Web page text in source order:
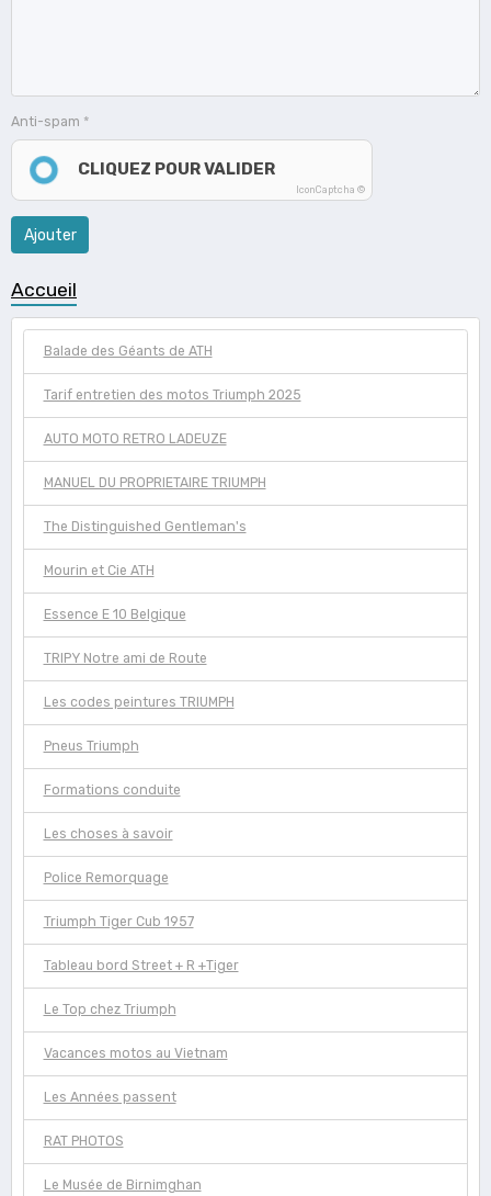
Anti-spam
CLIQUEZ POUR VALIDER
IconCaptcha ©
Ajouter
Accueil
Balade des Géants de ATH
Tarif entretien des motos Triumph 2025
AUTO MOTO RETRO LADEUZE
MANUEL DU PROPRIETAIRE TRIUMPH
The Distinguished Gentleman's
Mourin et Cie ATH
Essence E 10 Belgique
TRIPY Notre ami de Route
Les codes peintures TRIUMPH
Pneus Triumph
Formations conduite
Les choses à savoir
Police Remorquage
Triumph Tiger Cub 1957
Tableau bord Street + R +Tiger
Le Top chez Triumph
Vacances motos au Vietnam
Les Années passent
RAT PHOTOS
Le Musée de Birnimghan